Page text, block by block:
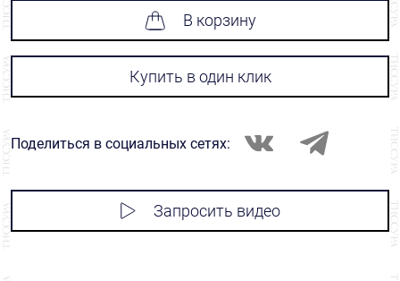
В корзину
Купить в один клик
Поделиться в социальных сетях:
Запросить видео